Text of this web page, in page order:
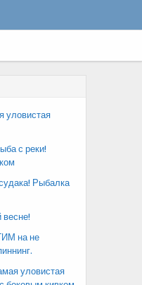
уловистая
с реки!
Рыбалка
весне!
на не
уловистая